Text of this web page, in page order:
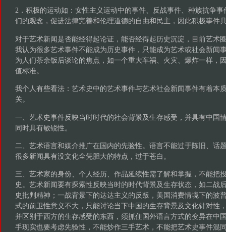
2．积极的运动如：女性主义运动中的事件、反战事件、种族抗争
们的观念，促进法律完善和伦理道德的自由和民主，因此积极事件
对于艺术新闻是否能经得起论证，能否经得起历史沉淀，目前艺术
我认为很多艺术事件不能成为历史事件，只能成为艺术或社会新闻
为人们茶余饭后谈论的焦点，如一个重大车祸、火灾、爆炸一样，
值标准。
我个人有些看法：艺术史中的艺术事件与艺术社会新闻事件有着本
关。
一、艺术史事件反映当时时代的社会背景及生存感受，并具有中国
同时具有敏锐性。
二、艺术语言和媒介推广在国内的先验性。语言不能过于陈旧、话
很多新闻具有没文化全凭胆大的特点，过于苍白。
三、艺术家的身份、个人经历、作品延续性需了解和掌握，不能把
史。艺术新闻要有探索性反映当时的时代背景及生存状态，如二战
史批判精神；一战背景下的达达主义的反叛，美国消费情境下的波
式的前卫性意义不大，只能讨论当下中国的生存背景及文化针对性
并区别于西方的生存感受的东西，须抓住国外语言方式的变异在中
手现实也要考虑先验性，不能炒作三手艺术，不能把艺术史事件混